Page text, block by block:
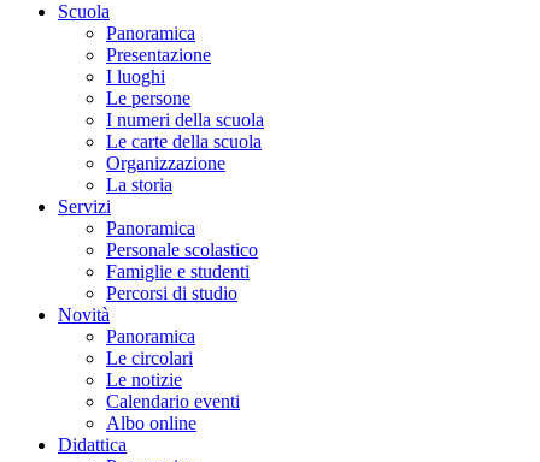
Scuola
Panoramica
Presentazione
I luoghi
Le persone
I numeri della scuola
Le carte della scuola
Organizzazione
La storia
Servizi
Panoramica
Personale scolastico
Famiglie e studenti
Percorsi di studio
Novità
Panoramica
Le circolari
Le notizie
Calendario eventi
Albo online
Didattica